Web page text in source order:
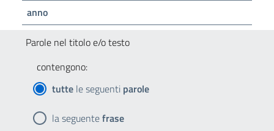
anno
Parole nel titolo e/o testo
contengono:
tutte le seguenti parole
la seguentefrase